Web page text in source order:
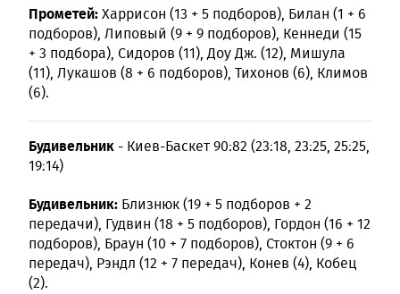
Прометей:Харрисон (13 + 5 подборов), Билан (1 + 6
подборов), Липовый (9 + 9 подборов), Кеннеди (15
+ 3 подбора), Сидоров (11), Доу Дж. (12), Мишула
(11), Лукашов (8 + 6 подборов), Тихонов (6), Климов
(6).
Будивельник - Киев-Баскет 90:82 (23:18, 23:25, 25:25,
19:14)
Будивельник: Близнюк (19 + 5 подборов + 2
передачи), Гудвин (18 + 5 подборов), Гордон (16 + 12
подборов), Браун (10 + 7 подборов), Стоктон (9 + 6
передач), Рэндл (12 + 7 передач), Конев (4), Кобец
(2).